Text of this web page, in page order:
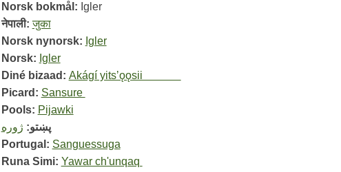
Norsk bokmål: Igler
नेपाली: जुका
Norsk nynorsk: Igler
Norsk: Igler
Diné bizaad: Akágí yitsʼǫǫsii
Picard: Sansure
Pools: Pijawki
پښتو: ژوره
Portugal: Sanguessuga
Runa Simi: Yawar ch'unqaq